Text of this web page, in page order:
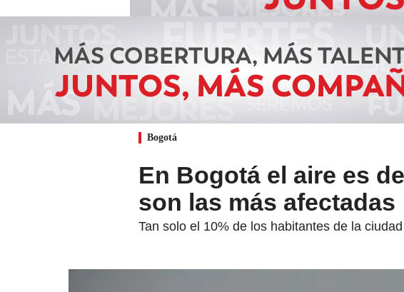
Bogotá
En Bogotá el aire es
son las más afectadas
Tan solo el 10% de los habitantes de la